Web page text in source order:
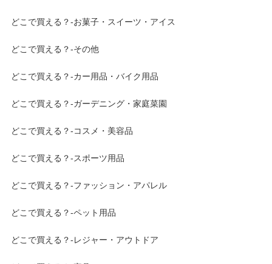
どこで買える？-お菓子・スイーツ・アイス
どこで買える？-その他
どこで買える？-カー用品・バイク用品
どこで買える？-ガーデニング・家庭菜園
どこで買える？-コスメ・美容品
どこで買える？-スポーツ用品
どこで買える？-ファッション・アパレル
どこで買える？-ペット用品
どこで買える？-レジャー・アウトドア